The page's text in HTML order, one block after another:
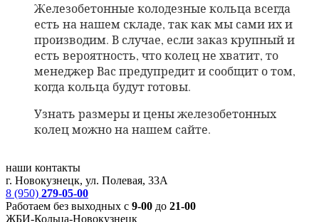
Железобетонные колодезные кольца всегда
есть на нашем складе, так как мы сами их и
производим. В случае, если заказ крупный и
есть вероятность, что колец не хватит, то
менеджер Вас предупредит и сообщит о том,
когда кольца будут готовы.
Узнать размеры и цены железобетонных
колец можно на нашем сайте.
наши контакты
г. Новокузнецк, ул. Полевая, 33А
8 (950) 279-05-00
Работаем без выходных с 9-00 до 21-00
ЖБИ-Кольца-Новокузнецк